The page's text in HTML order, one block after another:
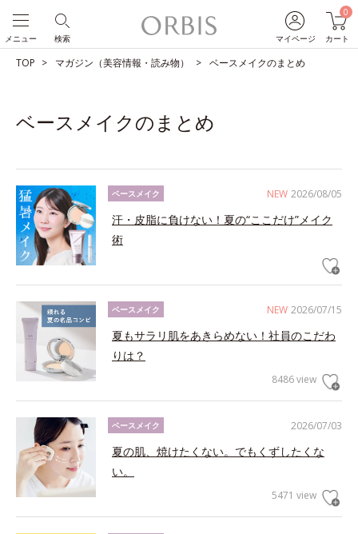
マイページ
0
カート
検索
メニュー
TOP マガジン（美容情報・読み物） ベースメイクのまとめ
ベースメイクのまとめ
NEW 2026/08/05
ベースメイク
汗・皮脂に負けない！夏の“ここだけ”メイク
術
NEW 2026/07/15
ベースメイク
夏もサラリ肌をあきらめない！社員のこだわ
りは？
8486 view
2026/07/03
ベースメイク
夏の肌、焼けたくない。でもくずしたくな
い。
5471 view